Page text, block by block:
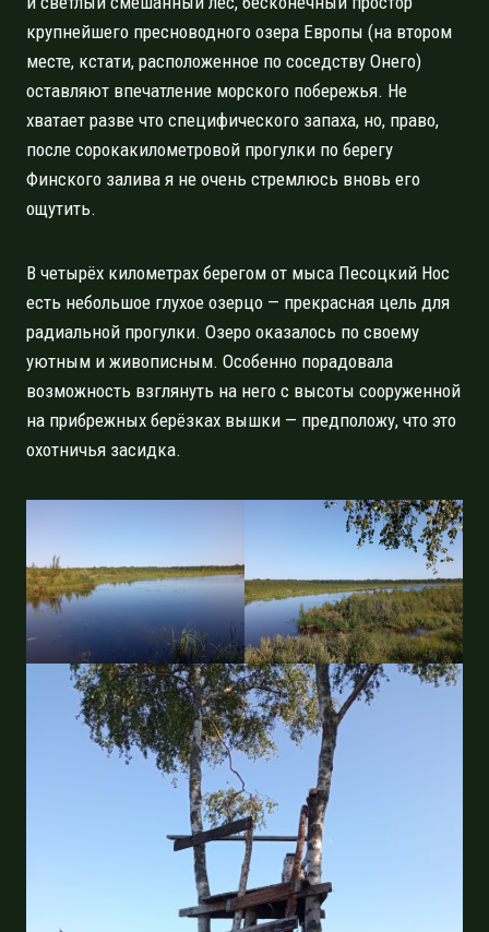
крупнейшего пресноводного озера Европы (на втором
месте, кстати, расположенное по соседству Онего)
оставляют впечатление морского побережья. Не
хватает разве что специфического запаха, но, право,
после сорокакилометровой прогулки по берегу
Финского залива я не очень стремлюсь вновь его
ощутить.
В четырёх километрах берегом от мыса Песоцкий Нос
есть небольшое глухое озерцо — прекрасная цель для
радиальной прогулки. Озеро оказалось по своему
уютным и живописным. Особенно порадовала
возможность взглянуть на него с высоты сооруженной
на прибрежных берёзках вышки — предположу, что это
охотничья засидка.